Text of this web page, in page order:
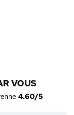
VOUS
4.60/5